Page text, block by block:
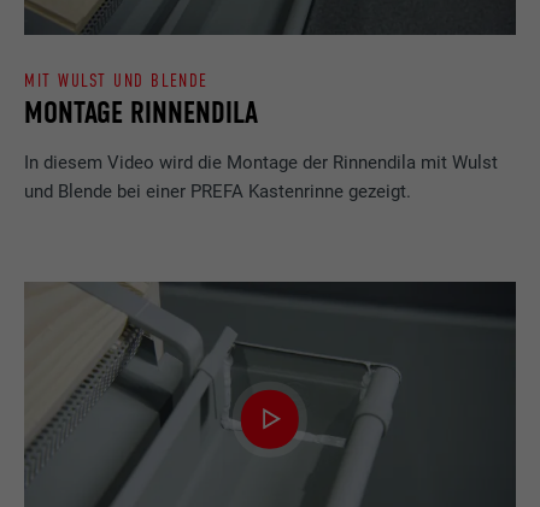
MONTAGE RINNENDILA
MIT WULST UND BLENDE
In diesem Video wird die Montage der Rinnendila mit Wulst
und Blende bei einer PREFA Kastenrinne gezeigt.